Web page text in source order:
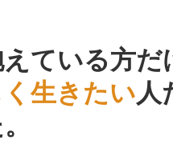
ている方だ
生きたい人